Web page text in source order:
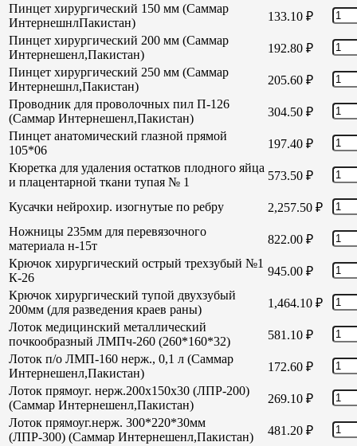
Пинцет хирургический 150 мм (Саммар
ИнтернешнлПакистан)
133.10 ₽
Пинцет хирургический 200 мм (Саммар
Интернешенл,Пакистан)
192.80 ₽
Пинцет хирургический 250 мм (Саммар
Интернешнл,Пакистан)
205.60 ₽
Проводник для проволочных пил П-126
(Саммар Интернешенл,Пакистан)
304.50 ₽
Пинцет анатомический глазной прямой
105*06
197.40 ₽
Кюретка для удаления остатков плодного яйца
и плацентарной ткани тупая № 1
573.50 ₽
Кусачки нейрохир. изогнутые по ребру 2,257.50 ₽
Ножницы 235мм для перевязочного
материала н-15т
822.00 ₽
Крючок хирургический острый трехзубый №1
К-26
945.00 ₽
Крючок хирургический тупой двухзубый
200мм (для разведения краев раны)
1,464.10 ₽
Лоток медицинский металлический
почкообразный ЛМПч-260 (260*160*32)
581.10 ₽
Лоток п/о ЛМП-160 нерж., 0,1 л (Саммар
Интернешенл,Пакистан)
172.60 ₽
Лоток прямоуг. нерж.200х150х30 (ЛПР-200)
(Саммар Интернешенл,Пакистан)
269.10 ₽
Лоток прямоуг.нерж. 300*220*30мм
(ЛПР-300) (Саммар Интернешенл,Пакистан)
481.20 ₽